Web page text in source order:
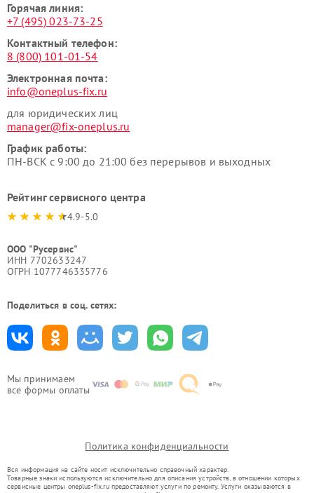
Мы принимаем
все формы оплаты
Горячая линия:
+7 (495) 023-73-25
Контактный телефон:
8 (800) 101-01-54
Электронная почта:
info@oneplus-fix.ru
для юридических лиц
manager@fix-oneplus.ru
График работы:
ПН-ВСК с 9:00 до 21:00 без перерывов и выходных
Рейтинг сервисного центра
4.9-5.0
ООО "Русервис"
ИНН 7702633247
ОГРН 1077746335776
Поделиться в соц. сетях:
Политика конфиденциальности
Вся информация на сайте носит исключительно справочный характер.
Товарные знаки используются исключительно для описания устройств, в отношении которых
сервисные центры oneplus-fix.ru предоставляют услуги по ремонту. Услуги оказываются в